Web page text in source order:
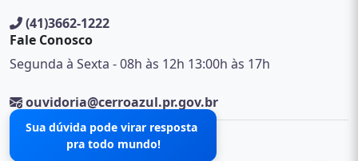
(41)3662-1222
Fale Conosco
Segunda à Sexta - 08h às 12h 13:00h às 17h
ouvidoria@cerroazul.pr.gov.br
Sua dúvida pode virar resposta
pra todo mundo!